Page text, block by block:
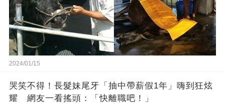
2024/01/15
哭笑不得！長髮妹尾牙「抽中帶薪假1年」嗨到狂炫
耀 網友一看搖頭：「快離職吧！」